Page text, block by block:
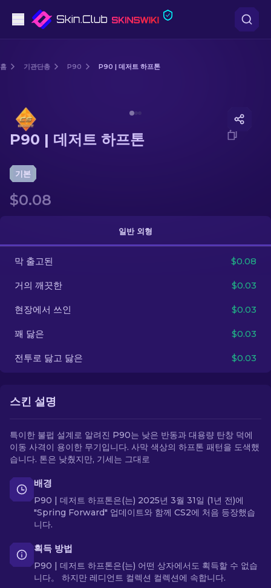
저격소총
장갑
기타
홈 기관단총 P90 P90 | 데저트 하프톤
P90 | 데저트 하프톤
기본
$0.08
일반 외형
막 출고된 $0.08
거의 깨끗한 $0.03
현장에서 쓰인 $0.03
꽤 닳은 $0.03
전투로 닳고 닳은 $0.03
스킨 설명
특이한 불펍 설계로 알려진 P90는 낮은 반동과 대용량 탄창 덕에
이동 사격이 용이한 무기입니다. 사막 색상의 하프톤 패턴을 도색했
습니다. 톤은 낮췄지만, 기세는 그대로
배경
P90 | 데저트 하프톤은(는) 2025년 3월 31일 (1년 전)에
"Spring Forward" 업데이트와 함께 CS2에 처음 등장했습
니다.
획득 방법
P90 | 데저트 하프톤은(는) 어떤 상자에서도 획득할 수 없습
니다。 하지만 레디언트 컬렉션 컬렉션에 속합니다.